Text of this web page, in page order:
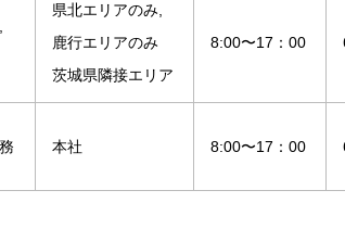
県北エリアのみ,
鹿行エリアのみ
茨城県隣接エリア
8:00〜17：00
本社 8:00〜17：00